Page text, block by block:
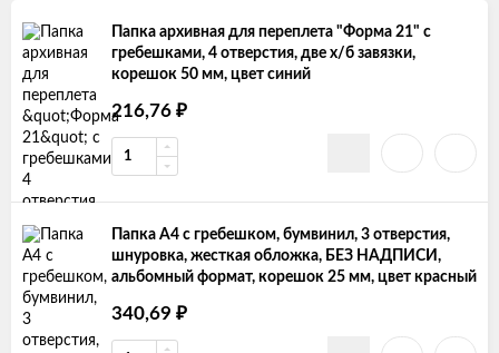
Папка архивная для переплета "Форма 21" с
гребешками, 4 отверстия, две х/б завязки,
корешок 50 мм, цвет синий
216,76 ₽
Папка А4 с гребешком, бумвинил, 3 отверстия,
шнуровка, жесткая обложка, БЕЗ НАДПИСИ,
альбомный формат, корешок 25 мм, цвет красный
340,69 ₽